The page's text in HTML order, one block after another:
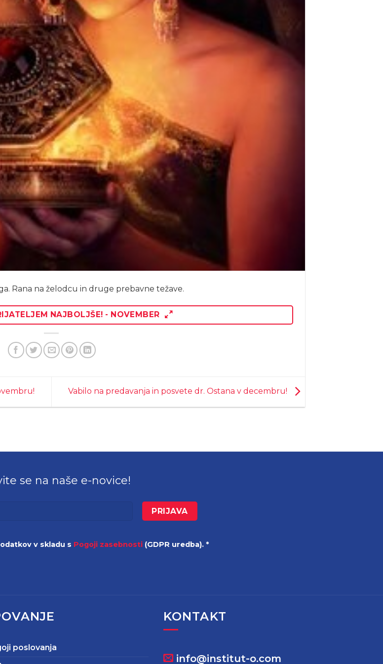
Rana na želodcu in druge prebavne težave.
NAJBOLJŠE! - NOVEMBER
Vabilo na predavanja in posvete dr. Ostana v decembru!
se na naše e-novice!
v skladu s Pogoji zasebnosti (GDPR uredba). *
poslovanja
KONTAKT
info@institut-o.com